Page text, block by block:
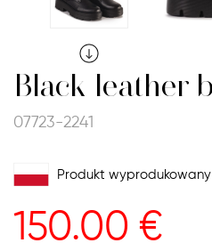
Black leather
07723-2241
Produkt
150.00 €